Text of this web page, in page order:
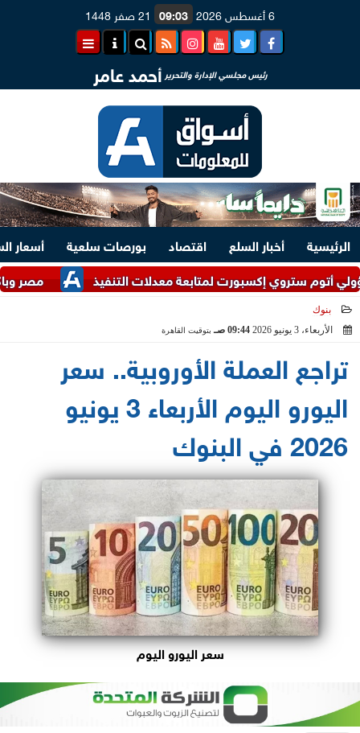
6 أغسطس 2026 09:03 21 صفر 1448
رئيس مجلسي الإدارة والتحرير أحمد عامر
الرئيسية أخبار السلع اقتصاد بورصات سلعية
أسعار
مصر وباكستان
إكسبورت لمتابعة معدلات التنفيذ
بنوك
الأربعاء، 3 يونيو 2026
09:44 صـ بتوقيت القاهرة
تراجع العملة الأوروبية.. سعر
اليورو اليوم الأربعاء 3 يونيو
2026 في البنوك
سعر اليورو اليوم